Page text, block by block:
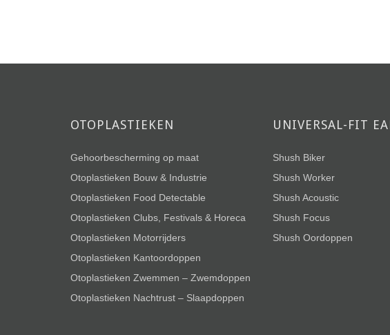
OTOPLASTIEKEN
Gehoorbescherming op maat
Otoplastieken Bouw & Industrie
Otoplastieken Food Detectable
Otoplastieken Clubs, Festivals & Horeca
Otoplastieken Motorrijders
Otoplastieken Kantoordoppen
Otoplastieken Zwemmen – Zwemdoppen
Otoplastieken Nachtrust – Slaapdoppen
UNIVERSAL-FIT
Shush Biker
Shush Worker
Shush Acoustic
Shush Focus
Shush Oordoppen